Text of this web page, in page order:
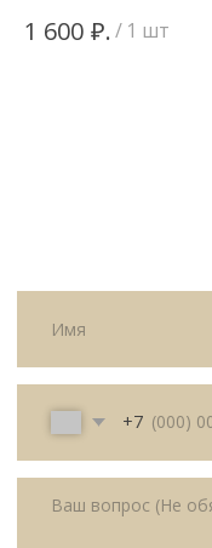
1 600 ₽. / 1 шт
ИНН
165504091303